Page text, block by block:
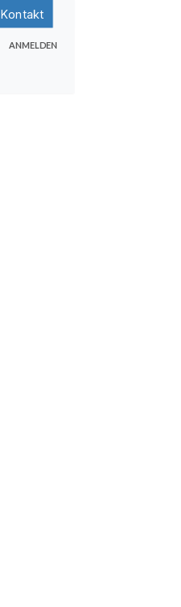
Kontakt
ANMELDEN